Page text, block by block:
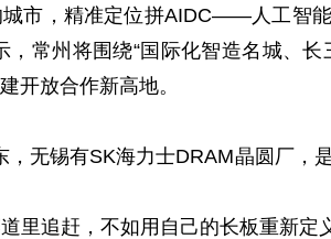
市，精准定位拼AIDC——人工智能
常州将围绕“国际化智造名城、长
开放合作新高地。
无锡有SK海力士DRAM晶圆厂，
里追赶，不如用自己的长板重新